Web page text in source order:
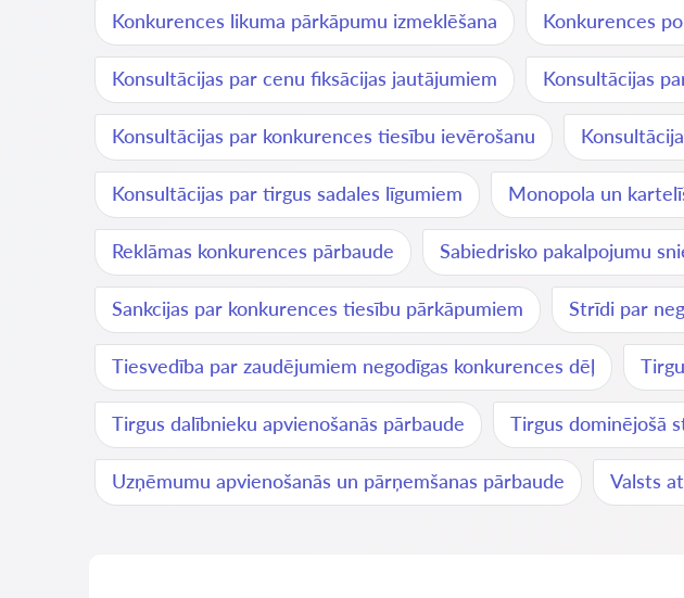
Konkurences likuma pārkāpumu izmeklēšana Konkurences
Konsultācijas par cenu fiksācijas jautājumiem Konsultācijas
Konsultācijas par konkurences tiesību ievērošanu
Konsultācijas par tirgus sadales līgumiem Monopola un
Reklāmas konkurences pārbaude Sabiedrisko pakalpojumu
Sankcijas par konkurences tiesību pārkāpumiem Strīdi par
Tiesvedība par zaudējumiem negodīgas konkurences dēļ
Tirgus dalībnieku apvienošanās pārbaude Tirgus dominējošā
Uzņēmumu apvienošanās un pārņemšanas pārbaude Valsts